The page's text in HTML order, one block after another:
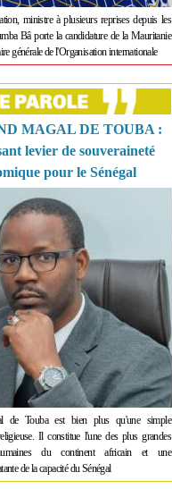
ministre à plusieurs reprises depuis les
Bâ porte la candidature de la Mauritanie
générale de l'Organisation internationale
MAGAL DE TOUBA :
levier de souveraineté
pour le Sénégal
de Touba est bien plus qu'une simple
Il constitue l'une des plus grandes
du continent africain et une
de la capacité du Sénégal